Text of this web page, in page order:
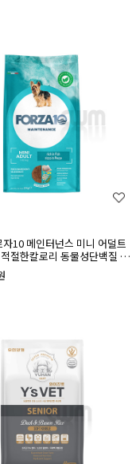
10 메인터넌스 미니 어덜트
절한칼로리 동물성단백질 건
스효과에 도움